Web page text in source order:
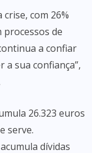
com 26%
de
a confiar
a sua confiança”,
26.323 euros
serve.
dívidas